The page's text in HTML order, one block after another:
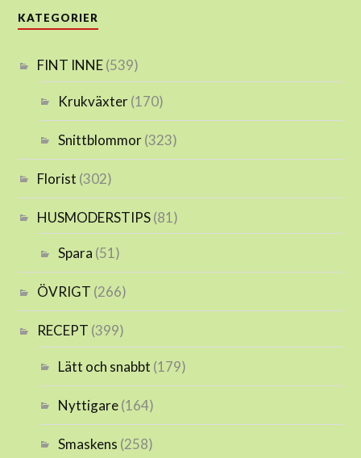
KATEGORIER
FINT INNE(539)
Krukväxter(170)
Snittblommor(323)
Florist (302)
HUSMODERSTIPS(81)
Spara (51)
ÖVRIGT (266)
RECEPT (399)
Lätt och snabbt (179)
Nyttigare(164)
Smaskens (258)